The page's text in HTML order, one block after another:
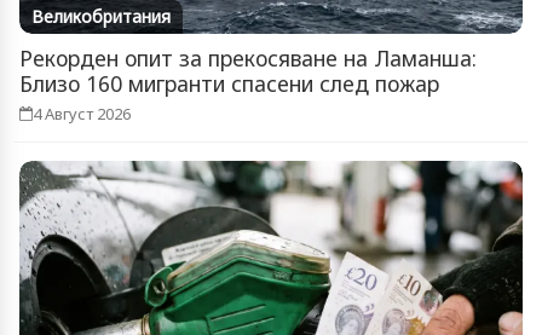
Великобритания
Рекорден опит за прекосяване на Ламанша:
Близо 160 мигранти спасени след пожар
4 Август 2026